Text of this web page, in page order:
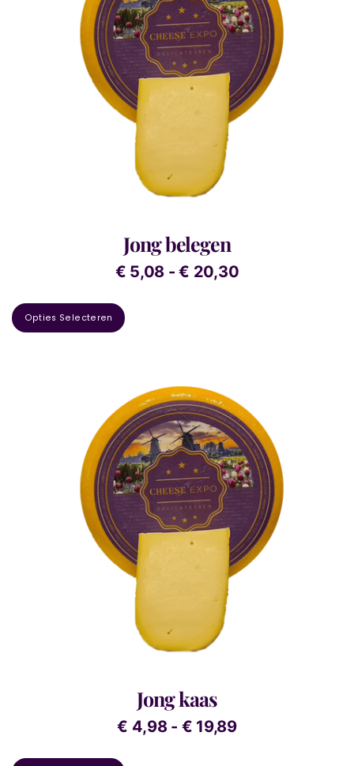
Jong belegen
€ 5,08 - € 20,30
Opties Selecteren
Jong kaas
€ 4,98 - € 19,89